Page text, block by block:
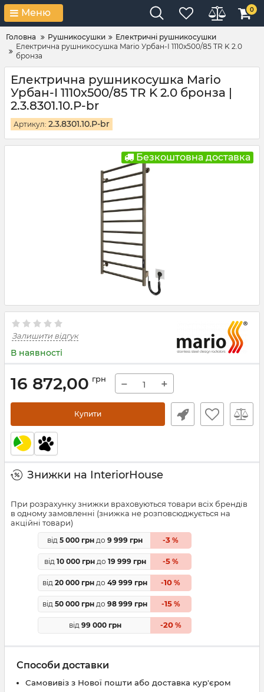
Меню 0
Головна Рушникосушки
Електричні рушникосушки
Електрична рушникосушка Mario Урбан-I 1110x500/85 TR K 2.0
бронза
Електрична рушникосушка Mario
Урбан-I 1110x500/85 TR K 2.0 бронза |
2.3.8301.10.Р-br
Артикул: 2.3.8301.10.Р-br
Безкоштовна доставка
Залишити відгук
В наявності
16 872,00 грн − +
Купити
Знижки на InteriorHouse
При розрахунку знижки враховуються товари всіх брендів
в одному замовленні (знижка не розповсюджується на
акційні товари)
від 5 000 грн до 9 999 грн -3 %
від 10 000 грндо 19 999 грн -5 %
від 20 000 грн до 49 999 грн -10 %
від 50 000 грн до 98 999 грн -15%
від 99 000 грн -20%
Способи доставки
Самовивіз з Нової пошти або доставка кур'єром